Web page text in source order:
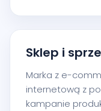
Sklep i
Marka z e-
internetową z
kampanie